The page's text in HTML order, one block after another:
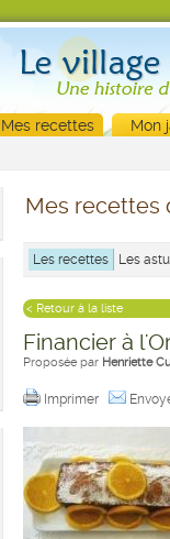
Mes recettes Mon
Mes recettes
Les recettes Les
< Retour à la liste
Financier à
Proposée par Henriette
Imprimer